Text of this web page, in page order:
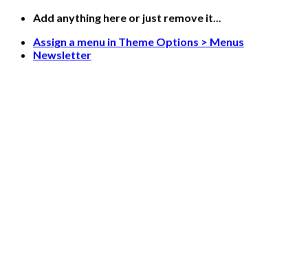
Skip
content
Add anything here or just remove it...
Assign a menu in Theme Options > Menus
Newsletter